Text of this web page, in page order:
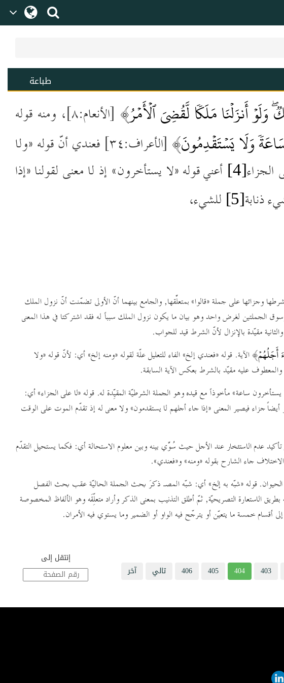
طباعة
وَلَوۡ أَنزَلۡنَا مَلَك ا لَّقُضِيَ ٱلۡأَمۡرُ﴾ [الأنعام:٨]،
ومنه قوله
وَلَا يَسۡتَقۡدِمُونَ﴾ [الأعراف:٣٤] فعندي أنّ قوله
½ولا
الجزاء[4] أعني قوله ½لا يستأخرون¼ إذ لا معنى لقولنا ½إذا
ذنابة[5] للشيء،
وجزائها على جملة ½قالوا¼ بمتعلِّقها, والجامع بينهما أنّ الأولى تضمّنت أنّ نزول الملك
الجملتين لغرض واحد وهو بيان ما يكون نزول الملك سبباً له فقد اشتركتا في هذا المعنى
مقيّدة بالإنزال لأنّ الشرط قيد للجواب.
أَجَلُهُمۡ﴾ الآية. قوله ½فعندي إلخ¼ الفاء للتعليل علّة لقوله ½ومنه إلخ¼ أي: لأنّ قوله ½ولا
عليه مقيّد بالشرط بعكس الآية السابقة.
ساعة¼ مأخوذاًمع قيده وهو الجملة الشرطيّة المقيِّدة له. قوله ½لا على الجزاء¼ أي:
جزاء فيصير المعنى ½إذا جاء أجلهم لا يستقدمون¼ولا معنى له إذ تقدّم الموت على الوقت
عدم الاستئخار عندالأجل حيث سُوِّي بينه وبين معلوم الاستحالة أي: فكما يستحيل التقدّم
جاء الشارح بقوله ½ومنه¼ و½فعندي¼.
قوله ½شبّه به إلخ¼أي: شبّه المصـ ذكرَ بحث الجملة الحاليّة عقب بحث الفصل
الاستعارة التصريحيّة, ثمّ أطلق التذنيب بمعنى الذكروأراد متعلِّقَه وهو الألفاظ المخصوصة
أقسام خمسة ما يتعيّن أو يترجّح فيه الواو أو الضمير وما يستوي فيه الأمران.
إنتقل إلى
403
404
405
406 تالي آخر